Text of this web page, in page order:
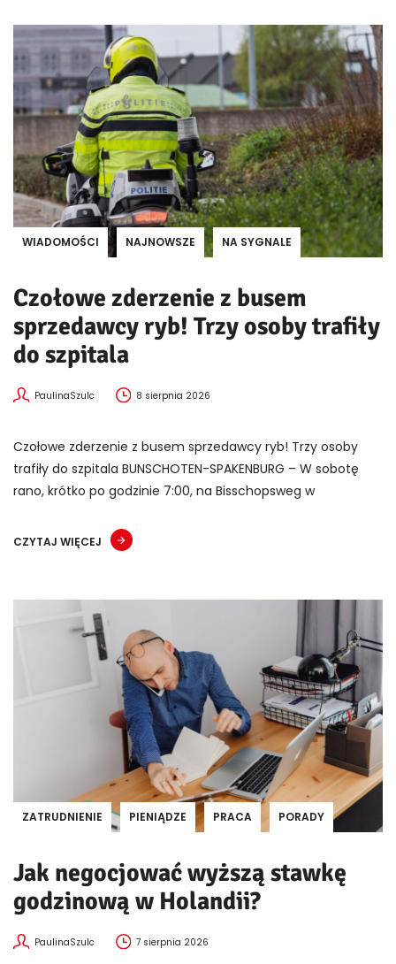
WIADOMOŚCI NAJNOWSZE NA SYGNALE
Czołowe zderzenie z busem
sprzedawcy ryb! Trzy osoby trafiły
do szpitala
PaulinaSzulc 8 sierpnia 2026
Czołowe zderzenie z busem sprzedawcy ryb! Trzy osoby
trafiły do szpitala BUNSCHOTEN-SPAKENBURG – W sobotę
rano, krótko po godzinie 7:00, na Bisschopsweg w
CZYTAJ WIĘCEJ
ZATRUDNIENIE PIENIĄDZE PRACA PORADY
Jak negocjować wyższą stawkę
godzinową w Holandii?
PaulinaSzulc 7 sierpnia 2026